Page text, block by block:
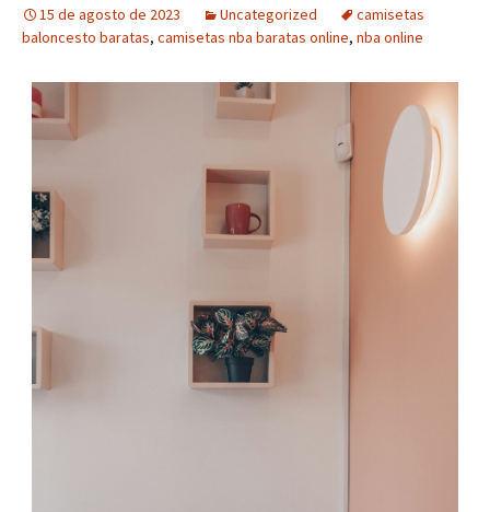
15 de agosto de 2023 Uncategorized
camisetas
baloncesto baratas, camisetas nba baratas online, nba online